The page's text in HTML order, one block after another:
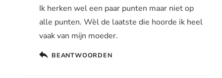
Ik herken wel een paar punten maar niet op
alle punten. Wèl de laatste die hoorde ik heel
vaak van mijn moeder.
BEANTWOORDEN